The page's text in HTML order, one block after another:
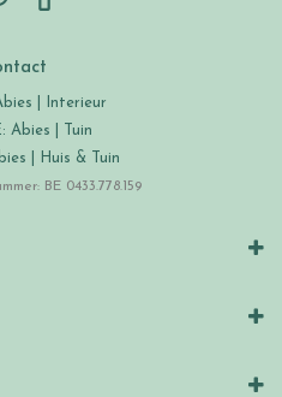
| Interieur
Abies | Tuin
| Huis & Tuin
BE 0433.778.159